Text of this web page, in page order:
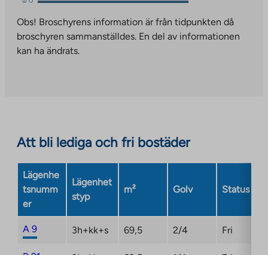
to
an
new
takes
you
to
in
new
tab
Obs! Broschyrens information är från tidpunkten då
broschyren sammanställdes. En del av informationen
kan ha ändrats.
Att bli lediga och fri bostäder
Lägenhe
tsnumm
er
Lägenhet
styp
m² Golv Status
A 9 3h+kk+s 69,5 2/4 Fri